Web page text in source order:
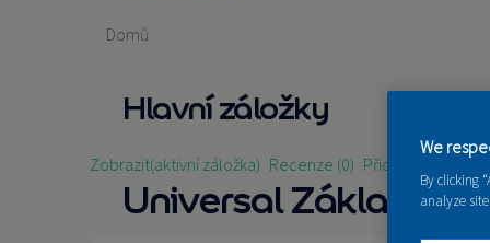
Domů
Hlavní záložky
Zobrazit(aktivní záložka) Recenze (0) Přidat recenzi
Universal Základ
We
By clicking
analyze